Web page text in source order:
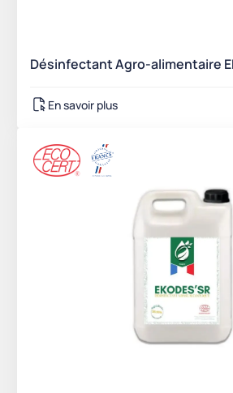
Désinfectant Agro-alimentaire
En savoir plus